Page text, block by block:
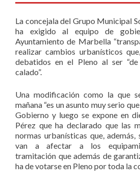
La concejala del Grupo Municipal
ha exigido al equipo de
Ayuntamiento de Marbella
realizar cambios urbanísticos
debatidos en el Pleno al ser
calado”.
Una modificación como la que
mañana “es un asunto muy serio
Gobierno y luego se expone en
Pérez que ha declarado que las
normas urbanísticas que, además,
van a afectar a los
tramitación que además de
ha de votarse en Pleno por toda la